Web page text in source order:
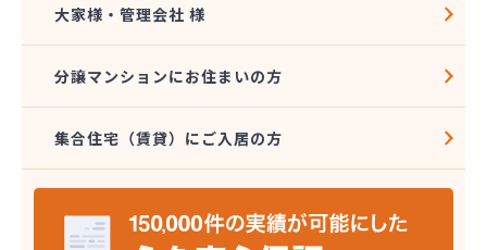
大家様・管理会社 様
分譲マンションにお住まいの方
集合住宅（賃貸）にご入居の方